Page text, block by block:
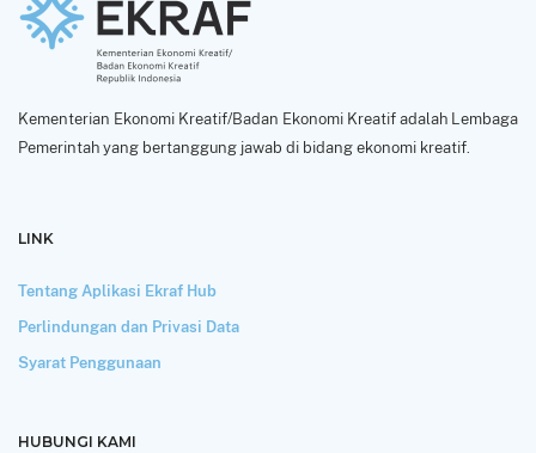
Kementerian Ekonomi Kreatif/Badan Ekonomi Kreatif adalah Lembaga
Pemerintah yang bertanggung jawab di bidang ekonomi kreatif.
LINK
Tentang Aplikasi Ekraf Hub
Perlindungan dan Privasi Data
Syarat Penggunaan
HUBUNGI KAMI